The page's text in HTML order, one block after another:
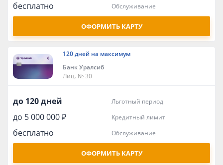
бесплатно обслуживание
ОФОРМИТЬ КАРТУ
120 дней на максимум
Банк Уралсиб
Лиц. № 30
до 120 дней льготный период
до 5 000 000 ₽ кредитный лимит
бесплатно обслуживание
ОФОРМИТЬ КАРТУ